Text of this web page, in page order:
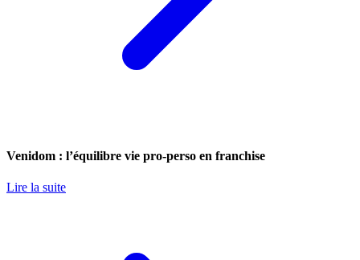
Venidom : l’équilibre vie pro-perso en franchise
Lire la suite